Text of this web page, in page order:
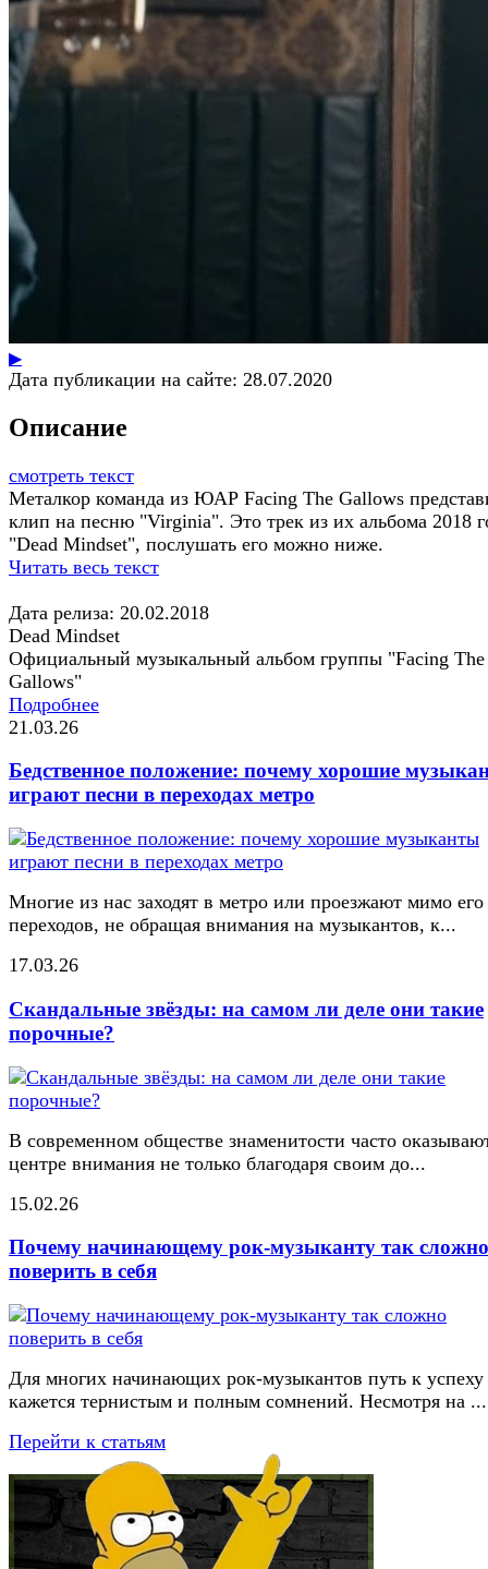
▶
Дата публикации на сайте: 28.07.2020
Описание
смотреть текст
Металкор команда из ЮАР Facing The Gallows
клип на песню "Virginia". Это трек из их альбома 2018
"Dead Mindset", послушать его можно ниже.
Читать весь текст
Дата релиза: 20.02.2018
Dead Mindset
Официальный музыкальный альбом группы "Facing The
Gallows"
Подробнее
21.03.26
Бедственное положение: почему хорошие
играют песни в переходах метро
Многие из нас заходят в метро или проезжают мимо его
переходов, не обращая внимания на музыкантов, к...
17.03.26
Скандальные звёзды: на самом ли деле они такие
порочные?
В современном обществе знаменитости часто
центре внимания не только благодаря своим до...
15.02.26
Почему начинающему рок-музыканту так сложно
поверить в себя
Для многих начинающих рок-музыкантов путь к успеху
кажется тернистым и полным сомнений. Несмотря на ...
Перейти к статьям